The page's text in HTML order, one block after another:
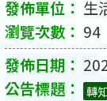
生
94
轉